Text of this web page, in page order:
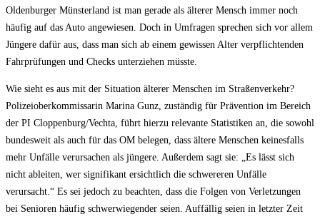
Oldenburger Münsterland ist man gerade als älterer Mensch immer noch
häufig auf das Auto angewiesen. Doch in Umfragen sprechen sich vor allem
Jüngere dafür aus, dass man sich ab einem gewissen Alter verpflichtenden
Fahrprüfungen und Checks unterziehen müsste.
Wie sieht es aus mit der Situation älterer Menschen im Straßenverkehr?
Polizeioberkommissarin Marina Gunz, zuständig für Prävention im Bereich
der PI Cloppenburg/Vechta, führt hierzu relevante Statistiken an, die sowohl
bundesweit als auch für das OM belegen, dass ältere Menschen keinesfalls
mehr Unfälle verursachen als jüngere. Außerdem sagt sie: „Es lässt sich
nicht ableiten, wer signifikant ersichtlich die schwereren Unfälle
verursacht.“ Es sei jedoch zu beachten, dass die Folgen von Verletzungen
bei Senioren häufig schwerwiegender seien. Auffällig seien in letzter Zeit